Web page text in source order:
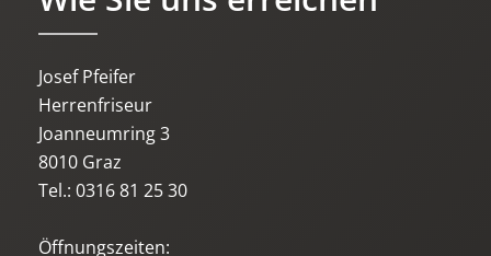
Josef Pfeifer
Herrenfriseur
Joanneumring 3
8010 Graz
Tel.: 0316 81 25 30
Öffnungszeiten: